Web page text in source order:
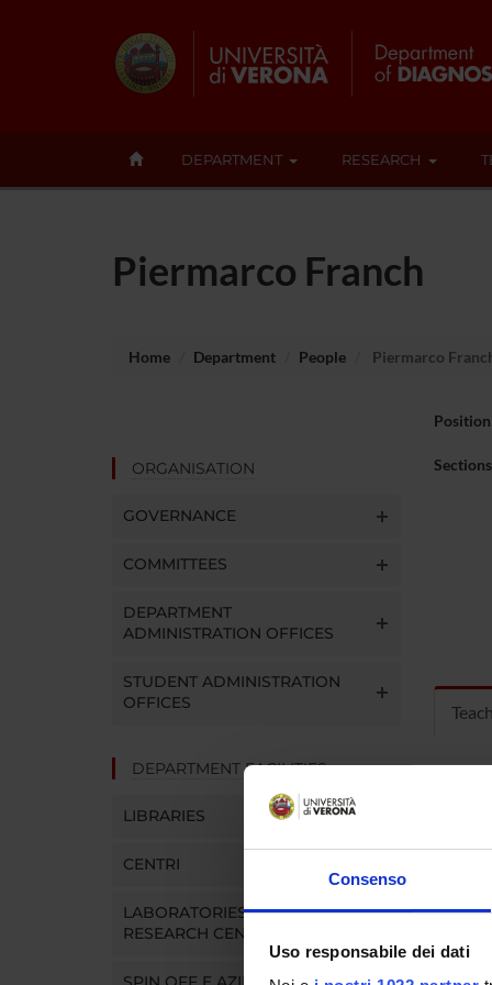
Consenso
Uso responsabile dei dati
DEPARTMENT RESEARCH
Piermarco Franch
Home Department People Piermarco
ORGANISATION
GOVERNANCE
COMMITTEES
DEPARTMENT
ADMINISTRATION OFFICES
STUDENT ADMINISTRATION
OFFICES
DEPARTMENT FACILITIES
LIBRARIES
CENTRI
LABORATORIES AND
RESEARCH CENTRES
Position
Sections
Click